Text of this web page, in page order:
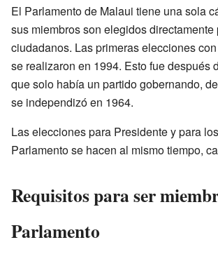
El Parlamento de Malaui tiene una sola
sus miembros son elegidos directamente
ciudadanos. Las primeras elecciones
se realizaron en 1994. Esto fue después
que solo había un partido gobernando,
se independizó en 1964.
Las elecciones para Presidente y para
Parlamento se hacen al mismo tiempo,
Requisitos para ser
Parlamento